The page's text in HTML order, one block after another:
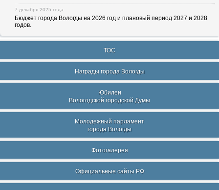
7 декабря 2025 года
Бюджет города Вологды на 2026 год и плановый период 2027 и 2028
годов.
ТОС
Награды города Вологды
Юбилеи
Вологодской городской Думы
Молодежный парламент
города Вологды
Фотогалерея
Официальные сайты РФ